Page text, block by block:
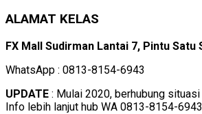
ALAMAT KELAS
FX Mall Sudirman Lantai 7, Pintu
WhatsApp : 0813-8154-6943
UPDATE : Mulai 2020, berhubung
Info lebih lanjut hub WA 0813-8154-